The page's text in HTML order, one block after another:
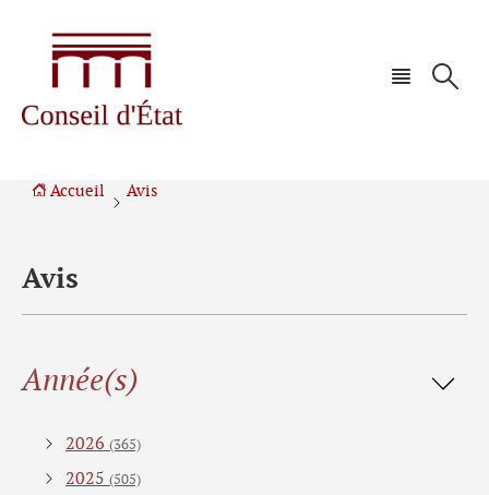
contenu
Accueil Avis
Avis
Filtrer
les
Année(s)
2026 (365)
2025 (505)